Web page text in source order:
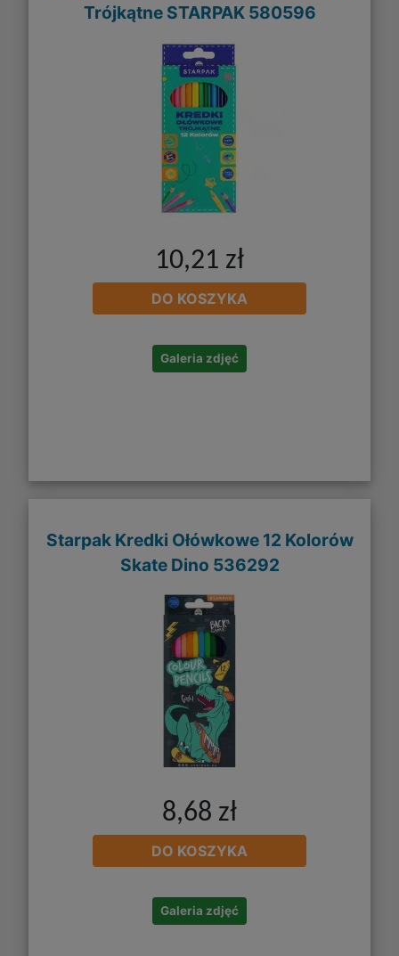
Trójkątne STARPAK 580596
10,21 zł
DO KOSZYKA
Galeria zdjęć
Starpak Kredki Ołówkowe 12 Kolorów
Skate Dino 536292
8,68 zł
DO KOSZYKA
Galeria zdjęć